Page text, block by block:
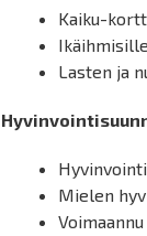
Kaiku-
Lasten ja
Mielen